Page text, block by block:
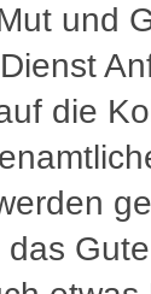
und
die
das